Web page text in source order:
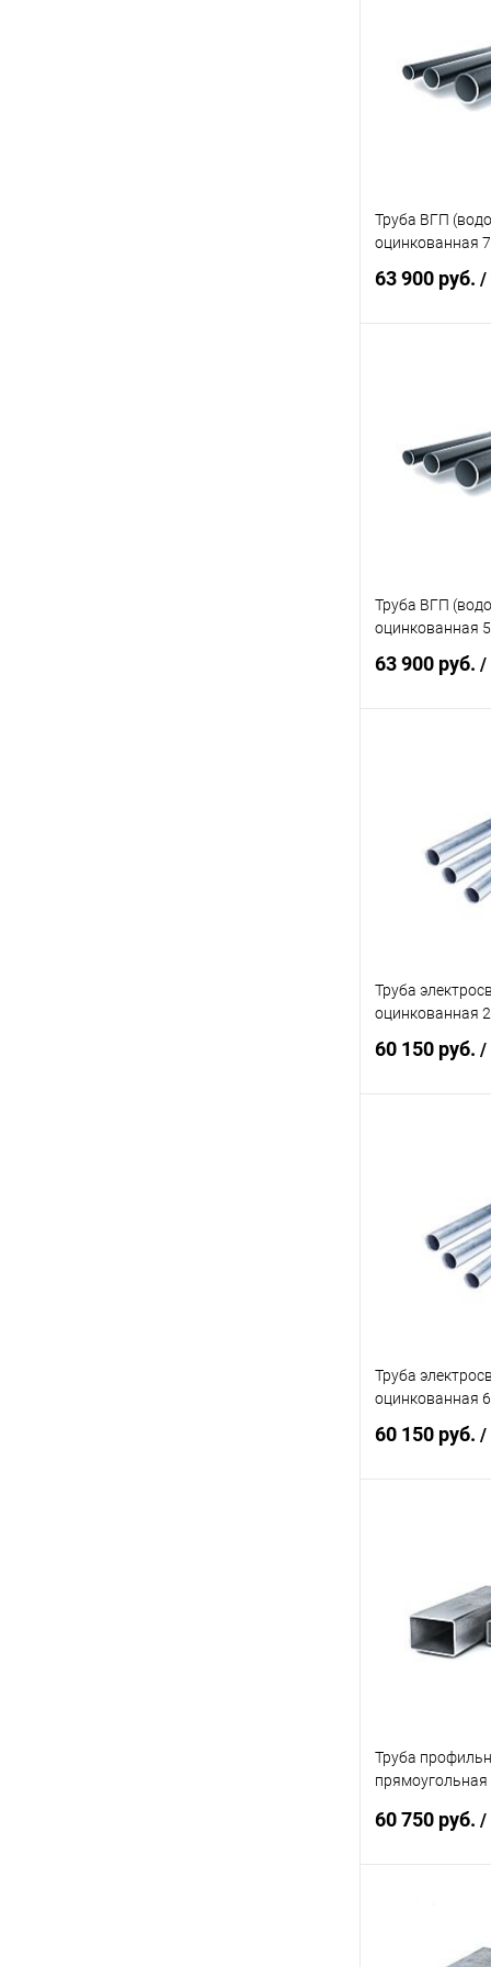
Купить в 1
В избранное
Труба ВГП
оцинкованная
63 900 руб. /
Купить в 1
В избранное
Труба ВГП
оцинкованная
63 900 руб. /
Купить в 1
В избранное
Труба
оцинкованная
60 150 руб. /
Купить в 1
В избранное
Труба
оцинкованная
60 150 руб. /
Купить в 1
В избранное
Труба
60 750 руб. /